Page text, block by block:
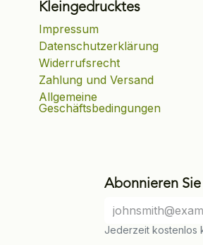
Kleingedrucktes
Impressum
Datenschutzerklärung
Widerrufsrecht
Zahlung und Versand
Allgemeine
Geschäftsbedingungen
Abonnieren
Jederzeit kostenlos